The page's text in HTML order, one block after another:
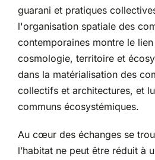
guarani et pratiques
l'organisation spatiale des
contemporaines montre le
cosmologie, territoire et
dans la matérialisation des
collectifs et architectures, et
communs écosystémiques.
Au cœur des échanges se
l’habitat ne peut être réduit à